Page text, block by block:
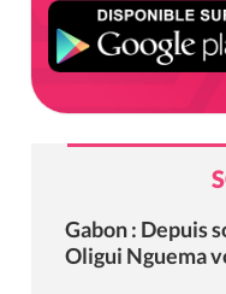
Gabon : Depuis
Oligui Nguema